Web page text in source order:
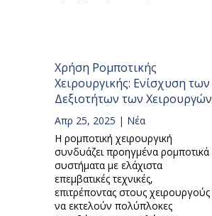
Χρήση Ρομποτικής
Χειρουργικής: Ενίσχυση των
Δεξιοτήτων των Χειρουργών
Απρ 25, 2025 | Νέα
Η ρομποτική χειρουργική
συνδυάζει προηγμένα ρομποτικά
συστήματα με ελάχιστα
επεμβατικές τεχνικές,
επιτρέποντας στους χειρουργούς
να εκτελούν πολύπλοκες